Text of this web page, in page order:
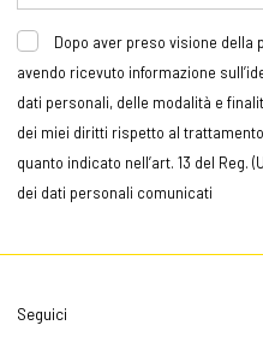
Dopo aver preso visione della
avendo ricevuto informazione
dati personali, delle modalità e
dei miei diritti rispetto al
quanto indicato nell’art. 13 del Reg.
dei dati personali comunicati
Seguici